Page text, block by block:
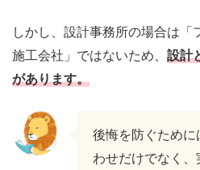
しかし、設計事務所の場合は「
施工会社」ではないため、 設計
があります。
後悔を防ぐため
わせだけでなく